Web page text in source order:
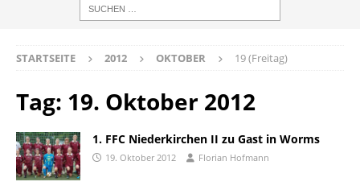
STARTSEITE 2012 OKTOBER 19 (Freitag)
Tag: 19. Oktober 2012
1. FFC Niederkirchen II zu Gast in Worms
19. Oktober 2012 Florian Hofmann